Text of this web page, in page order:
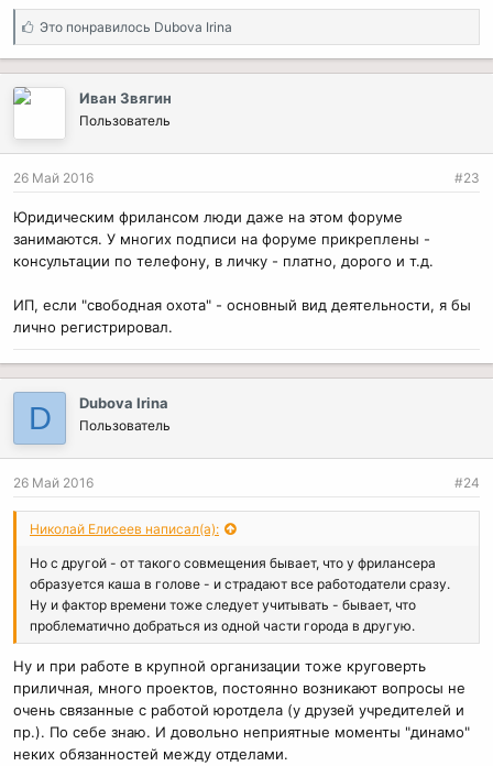
С
и
п
и
и
Это понравилось Dubova Irina
Иван Звягин
Пользователь
26 Май 2016 #23
Юридическим фрилансом люди даже на этом форуме
занимаются. У многих подписи на форуме прикреплены -
консультации по телефону, в личку - платно, дорого и т.д.
ИП, если "свободная охота" - основный вид деятельности, я бы
лично регистрировал.
D Dubova Irina
Пользователь
26 Май 2016 #24
Николай Елисеев написал(а):
Но с другой - от такого совмещения бывает, что у фрилансера
образуется каша в голове - и страдают все работодатели сразу.
Ну и фактор времени тоже следует учитывать - бывает, что
проблематично добраться из одной части города в другую.
Ну и при работе в крупной организации тоже круговерть
приличная, много проектов, постоянно возникают вопросы не
очень связанные с работой юротдела (у друзей учредителей и
пр.). По себе знаю. И довольно неприятные моменты "динамо"
неких обязанностей между отделами.